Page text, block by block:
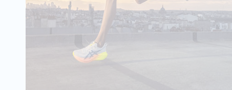
die sich auf
freuen. Dank
WARENKORB